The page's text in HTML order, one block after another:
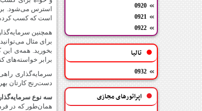
استرس می‌شود.
است که کسب
همچنین
برای مثال
بخورید. همه‌ی این
برابر خواسته‌های
سرمایه‌گذاری
دست‌رنج کارتان
سه نوع
همان‌‌طور که در
0920
0921
0922
تالیا
0932
اپراتورهای مجازی